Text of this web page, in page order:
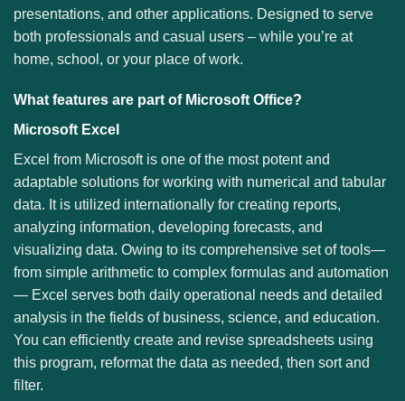
presentations, and other applications. Designed to serve
both professionals and casual users – while you’re at
home, school, or your place of work.
What features are part of Microsoft Office?
Microsoft Excel
Excel from Microsoft is one of the most potent and
adaptable solutions for working with numerical and tabular
data. It is utilized internationally for creating reports,
analyzing information, developing forecasts, and
visualizing data. Owing to its comprehensive set of tools—
from simple arithmetic to complex formulas and automation
— Excel serves both daily operational needs and detailed
analysis in the fields of business, science, and education.
You can efficiently create and revise spreadsheets using
this program, reformat the data as needed, then sort and
filter.